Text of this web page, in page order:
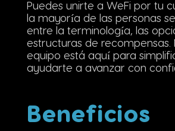
Puedes unirte a WeFi por tu
la mayoría de las personas
entre la terminología, las
estructuras de recompensas.
equipo está aquí para
ayudarte a avanzar con
Beneficios